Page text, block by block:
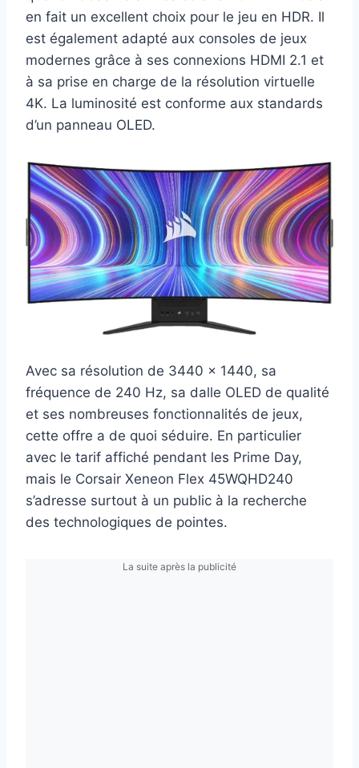
en fait un excellent choix pour le jeu en HDR. Il
est également adapté aux consoles de jeux
modernes grâce à ses connexions HDMI 2.1 et
à sa prise en charge de la résolution virtuelle
4K. La luminosité est conforme aux standards
d’un panneau OLED.
Avec sa résolution de 3440 x 1440, sa
fréquence de 240 Hz, sa dalle OLED de qualité
et ses nombreuses fonctionnalités de jeux,
cette offre a de quoi séduire. En particulier
avec le tarif affiché pendant les Prime Day,
mais le Corsair Xeneon Flex 45WQHD240
s’adresse surtout à un public à la recherche
des technologiques de pointes.
La suite après la publicité